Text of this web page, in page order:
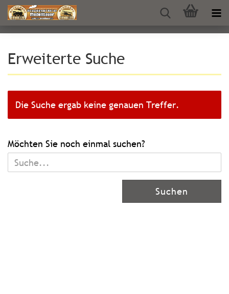
Erweiterte Suche
Die Suche ergab keine genauen Treffer.
MÖCHTEN
SIE
NOCH
Möchten Sie noch einmal suchen?
Suchen